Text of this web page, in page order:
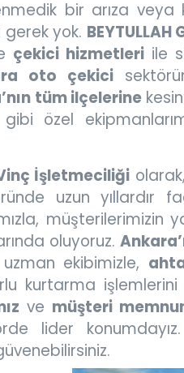
bir arıza
yok.
çekici hizmetleri ile
oto çekici
tüm ilçelerine
özel
Vinç İşletmeciliği
uzun yıllardır
müşterilerimizin
oluyoruz.
ekibimizle,
kurtarma
ve müşteri
lider